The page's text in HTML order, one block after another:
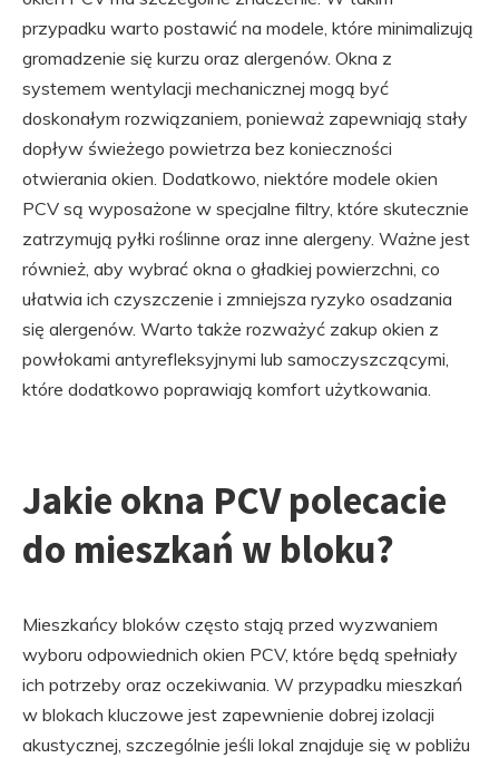
przypadku warto postawić na modele, które minimalizują
gromadzenie się kurzu oraz alergenów. Okna z
systemem wentylacji mechanicznej mogą być
doskonałym rozwiązaniem, ponieważ zapewniają stały
dopływ świeżego powietrza bez konieczności
otwierania okien. Dodatkowo, niektóre modele okien
PCV są wyposażone w specjalne filtry, które skutecznie
zatrzymują pyłki roślinne oraz inne alergeny. Ważne jest
również, aby wybrać okna o gładkiej powierzchni, co
ułatwia ich czyszczenie i zmniejsza ryzyko osadzania
się alergenów. Warto także rozważyć zakup okien z
powłokami antyrefleksyjnymi lub samoczyszczącymi,
które dodatkowo poprawiają komfort użytkowania.
Jakie okna PCV polecacie
do mieszkań w bloku?
Mieszkańcy bloków często stają przed wyzwaniem
wyboru odpowiednich okien PCV, które będą spełniały
ich potrzeby oraz oczekiwania. W przypadku mieszkań
w blokach kluczowe jest zapewnienie dobrej izolacji
akustycznej, szczególnie jeśli lokal znajduje się w pobliżu